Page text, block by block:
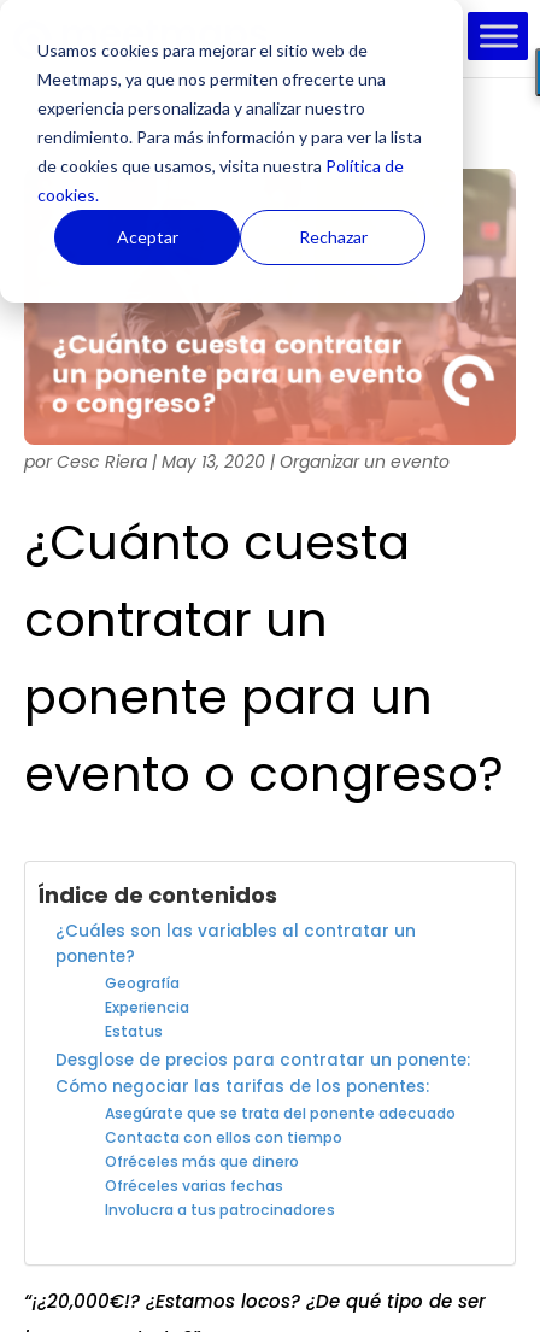
Usamos cookies para mejorar el sitio web de
Meetmaps, ya que nos permiten ofrecerte una
experiencia personalizada y analizar nuestro
rendimiento. Para más información y para ver la lista
de cookies que usamos, visita nuestra Política de
cookies.
Aceptar Rechazar
¿Cuánto cuesta
contratar un
ponente para un
evento o congreso?
porCesc Riera | May 13, 2020 | Organizar un evento
Índice de contenidos
¿Cuáles son las variables al contratar un
ponente?
Geografía
Experiencia
Estatus
Desglose de precios para contratar un ponente:
Cómo negociar las tarifas de los ponentes:
Asegúrate que se trata del ponente adecuado
Contacta con ellos con tiempo
Ofréceles más que dinero
Ofréceles varias fechas
Involucra a tus patrocinadores
“¡¿20,000€!? ¿Estamos locos? ¿De qué tipo de ser